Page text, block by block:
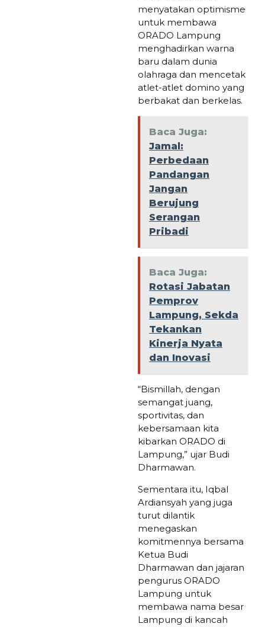
menyatakan optimisme
untuk membawa
ORADO Lampung
menghadirkan warna
baru dalam dunia
olahraga dan mencetak
atlet-atlet domino yang
berbakat dan berkelas.
Baca Juga:
Jamal:
Perbedaan
Pandangan
Jangan
Berujung
Serangan
Pribadi
Baca Juga:
Rotasi Jabatan
Pemprov
Lampung, Sekda
Tekankan
Kinerja Nyata
dan Inovasi
“Bismillah, dengan
semangat juang,
sportivitas, dan
kebersamaan kita
kibarkan ORADO di
Lampung,” ujar Budi
Dharmawan.
Sementara itu, Iqbal
Ardiansyah yang juga
turut dilantik
menegaskan
komitmennya bersama
Ketua Budi
Dharmawan dan jajaran
pengurus ORADO
Lampung untuk
membawa nama besar
Lampung di kancah